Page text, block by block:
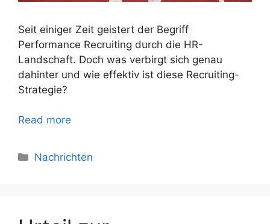
Seit einiger Zeit geistert der Begriff
Performance Recruiting durch die HR-
Landschaft. Doch was verbirgt sich genau
dahinter und wie effektiv ist diese Recruiting-
Strategie?
Read more
Nachrichten